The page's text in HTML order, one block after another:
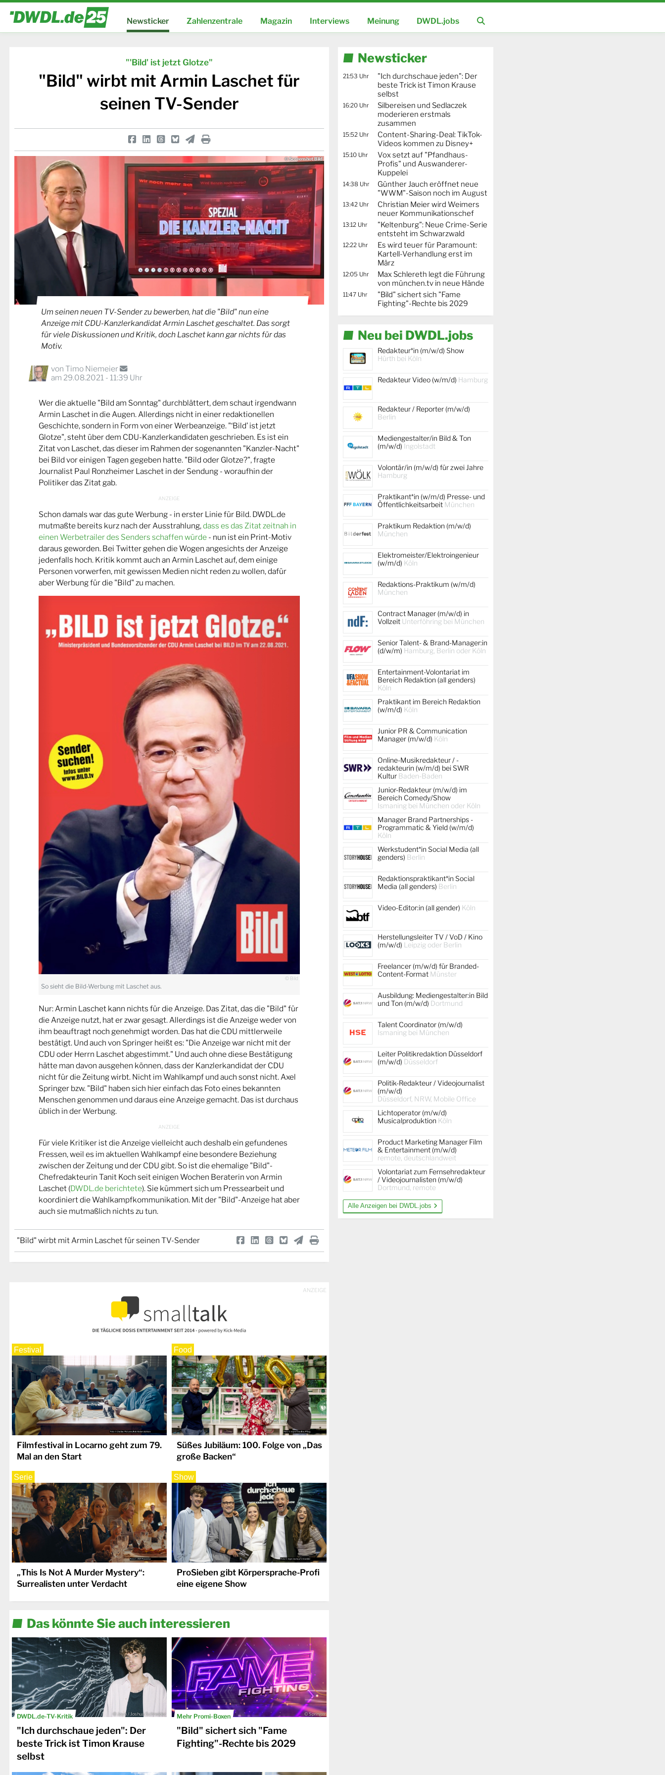
Newsticker Zahlenzentrale Magazin Interviews Meinung DWDL.jobs
"'Bild' ist jetzt Glotze"
"Bild" wirbt mit Armin Laschet für
seinen TV-Sender
© Screenshot Bild
Um seinen neuen TV-Sender zu bewerben, hat die "Bild" nun eine
Anzeige mit CDU-Kanzlerkandidat Armin Laschet geschaltet. Das sorgt
für viele Diskussionen und Kritik, doch Laschet kann gar nichts für das
Motiv.
von Timo Niemeier
am 29.08.2021 - 11:39 Uhr
Wer die aktuelle "Bild am Sonntag" durchblättert, dem schaut irgendwann
Armin Laschet in die Augen. Allerdings nicht in einer redaktionellen
Geschichte, sondern in Form von einer Werbeanzeige. "‘Bild’ ist jetzt
Glotze", steht über dem CDU-Kanzlerkandidaten geschrieben. Es ist ein
Zitat von Laschet, das dieser im Rahmen der sogenannten "Kanzler-Nacht"
bei Bild vor einigen Tagen gegeben hatte. "Bild oder Glotze?", fragte
Journalist Paul Ronzheimer Laschet in der Sendung - woraufhin der
Politiker das Zitat gab.
Schon damals war das gute Werbung - in erster Linie für Bild. DWDL.de
mutmaßte bereits kurz nach der Ausstrahlung,dass es das Zitat zeitnah in
einen Werbetrailer des Senders schaffen würde- nun ist ein Print-Motiv
daraus geworden. Bei Twitter gehen die Wogen angesichts der Anzeige
jedenfalls hoch. Kritik kommt auch an Armin Laschet auf, dem einige
Personen vorwerfen, mit gewissen Medien nicht reden zu wollen, dafür
aber Werbung für die "Bild" zu machen.
© Bild
So sieht die Bild-Werbung mit Laschet aus.
Nur: Armin Laschet kann nichts für die Anzeige. Das Zitat, das die "Bild" für
die Anzeige nutzt, hat er zwar gesagt. Allerdings ist die Anzeige weder von
ihm beauftragt noch genehmigt worden. Das hat die CDU mittlerweile
bestätigt. Und auch von Springer heißt es: "Die Anzeige war nicht mit der
CDU oder Herrn Laschet abgestimmt." Und auch ohne diese Bestätigung
hätte man davon ausgehen können, dass der Kanzlerkandidat der CDU
nicht für die Zeitung wirbt. Nicht im Wahlkampf und auch sonst nicht. Axel
Springer bzw. "Bild" haben sich hier einfach das Foto eines bekannten
Menschen genommen und daraus eine Anzeige gemacht. Das ist durchaus
üblich in der Werbung.
Für viele Kritiker ist die Anzeige vielleicht auch deshalb ein gefundenes
Fressen, weil es im aktuellen Wahlkampf eine besondere Beziehung
zwischen der Zeitung und der CDU gibt. So ist die ehemalige "Bild"-
Chefredakteurin Tanit Koch seit einigen Wochen Beraterin von Armin
Laschet (DWDL.de berichtete). Sie kümmert sich um Pressearbeit und
koordiniert die Wahlkampfkommunikation. Mit der "Bild"-Anzeige hat aber
auch sie mutmaßlich nichts zu tun.
"Bild" wirbt mit Armin Laschet für seinen TV-Sender
ANZEIGE
Festival
Filmfestival in Locarno geht zum 79.
Mal an den Start
Food
Süßes Jubiläum: 100. Folge von „Das
große Backen“
Serie
„This Is Not A Murder Mystery“:
Surrealisten unter Verdacht
Show
ProSieben gibt Körpersprache-Profi
eine eigene Show
Das könnte Sie auch interessieren
DWDL.de-TV-Kritik © Joyn / Joshua Schneider
"Ich durchschaue jeden": Der
beste Trick ist Timon Krause
selbst
Mehr Promi-Boxen © Springer
"Bild" sichert sich "Fame
Fighting"-Rechte bis 2029
Newsticker
21:53 Uhr
"Ich durchschaue jeden": Der
beste Trick ist Timon Krause
selbst
16:20 Uhr
Silbereisen und Sedlaczek
moderieren erstmals
zusammen
15:52 Uhr
Content-Sharing-Deal: TikTok-
Videos kommen zu Disney+
15:10 Uhr
Vox setzt auf "Pfandhaus-
Profis" und Auswanderer-
Kuppelei
14:38 Uhr
Günther Jauch eröffnet neue
"WWM"-Saison noch im August
13:42 Uhr
Christian Meier wird Weimers
neuer Kommunikationschef
13:12 Uhr
"Keltenburg": Neue Crime-Serie
entsteht im Schwarzwald
12:22 Uhr
Es wird teuer für Paramount:
Kartell-Verhandlung erst im
März
12:05 Uhr
Max Schlereth legt die Führung
von münchen.tv in neue Hände
11:47 Uhr
"Bild" sichert sich "Fame
Fighting"-Rechte bis 2029
Neu bei DWDL.jobs
Redakteur*in (m/w/d) Show
Hürth bei Köln
Redakteur Video (w/m/d) Hamburg
Redakteur / Reporter (m/w/d)
Berlin
Mediengestalter/in Bild & Ton
(m/w/d) Ingolstadt
Volontär/in (m/w/d) für zwei Jahre
Hamburg
Praktikant*in (w/m/d) Presse- und
Öffentlichkeitsarbeit München
Praktikum Redaktion (m/w/d)
München
Elektromeister/Elektroingenieur
(w/m/d) Köln
Redaktions-Praktikum (w/m/d)
München
Contract Manager (m/w/d) in
Vollzeit Unterföhring bei München
Senior Talent- & Brand-Manager:in
(d/w/m) Hamburg, Berlin oder Köln
Entertainment-Volontariat im
Bereich Redaktion (all genders)
Köln
Praktikant im Bereich Redaktion
(w/m/d) Köln
Junior PR & Communication
Manager (m/w/d) Köln
Online-Musikredakteur / -
redakteurin (w/m/d) bei SWR
Kultur Baden-Baden
Junior-Redakteur (m/w/d) im
Bereich Comedy/Show
Ismaning bei München oder Köln
Manager Brand Partnerships -
Programmatic & Yield (w/m/d)
Köln
Werkstudent*in Social Media (all
genders) Berlin
Redaktionspraktikant*in Social
Media (all genders) Berlin
Video-Editor:in (all gender) Köln
Herstellungsleiter TV / VoD / Kino
(m/w/d) Leipzig oder Berlin
Freelancer (m/w/d) für Branded-
Content-Format Münster
Ausbildung: Mediengestalter:in Bild
und Ton (m/w/d) Dortmund
Talent Coordinator (m/w/d)
Ismaning bei München
Leiter Politikredaktion Düsseldorf
(m/w/d) Düsseldorf
Politik-Redakteur / Videojournalist
(m/w/d)
Düsseldorf, NRW, Mobile Office
Lichtoperator (m/w/d)
Musicalproduktion Köln
Product Marketing Manager Film
& Entertainment (m/w/d)
remote, deutschlandweit
Volontariat zum Fernsehredakteur
/ Videojournalisten (m/w/d)
Dortmund, remote
Alle Anzeigen bei DWDL.jobs